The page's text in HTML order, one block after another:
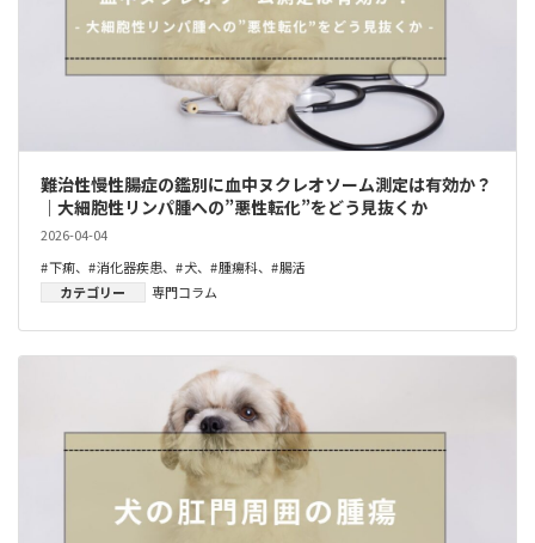
難治性慢性腸症の鑑別に血中ヌクレオソーム測定は有効か？
｜大細胞性リンパ腫への”悪性転化”をどう見抜くか
2026-04-04
下痢、 消化器疾患、 犬、 腫瘍科、
腸活
カテゴリー
専門コラム